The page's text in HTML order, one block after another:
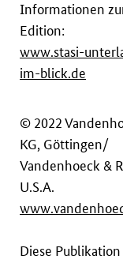
Informationen
Edition:
www.stasi-
im-blick.de
© 2022
KG, Göttingen/
Vandenhoeck &
U.S.A.
Diese